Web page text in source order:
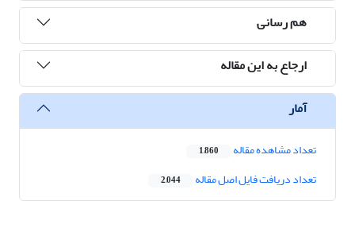
هم رسانی
ارجاع به این مقاله
آمار
تعداد مشاهده مقاله 1,860
تعداد دریافت فایل اصل مقاله 2,044